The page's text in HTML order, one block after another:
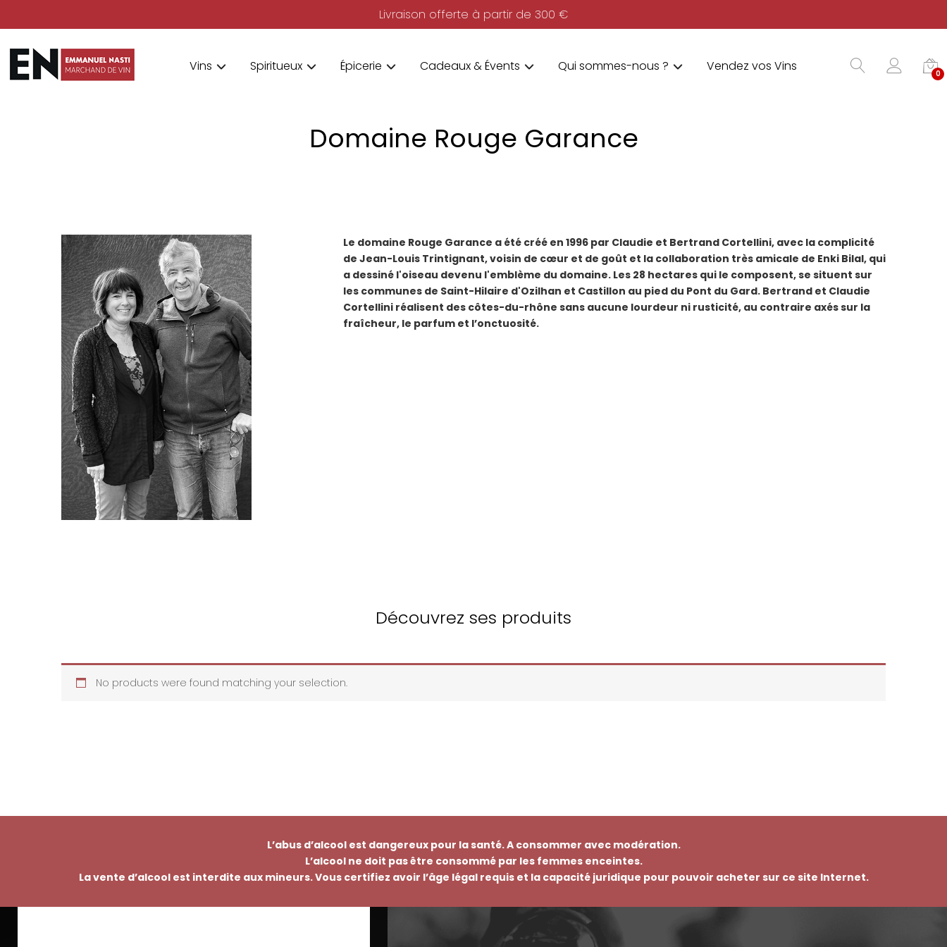
Livraison offerte à partir de 300 €
Vins Spiritueux Épicerie Cadeaux & Évents Qui sommes-nous ? Vendez vos Vins 0
Domaine Rouge Garance
Le domaine Rouge Garance a été créé en 1996 par Claudie et Bertrand Cortellini, avec la complicité
de Jean-Louis Trintignant, voisin de cœur et de goût et la collaboration très amicale de Enki Bilal, qui
a dessiné l'oiseau devenu l'emblème du domaine. Les 28 hectares qui le composent, se situent sur
les communes de Saint-Hilaire d'Ozilhan et Castillon au pied du Pont du Gard. Bertrand et Claudie
Cortellini réalisent des côtes-du-rhône sans aucune lourdeur ni rusticité, au contraire axés sur la
fraîcheur, le parfum et l’onctuosité.
Découvrez ses produits
No products were found matching your selection.
L’abus d’alcool est dangereux pour la santé. A consommer avec modération.
L’alcool ne doit pas être consommé par les femmes enceintes.
La vente d’alcool est interdite aux mineurs. Vous certifiez avoir l’âge légal requis et la capacité juridique pour pouvoir acheter sur ce site Internet.